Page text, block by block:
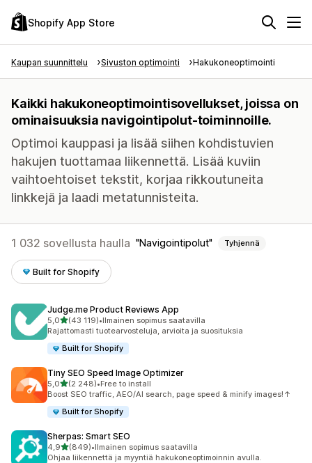
Shopify App Store
Kaupan suunnittelu Sivuston optimointi Hakukoneoptimointi
Kaikki hakukoneoptimointisovellukset, joissa on
ominaisuuksia navigointipolut-toiminnoille.
Optimoi kauppasi ja lisää siihen kohdistuvien
hakujen tuottamaa liikennettä. Lisää kuviin
vaihtoehtoiset tekstit, korjaa rikkoutuneita
linkkejä ja laadi metatunnisteita.
1 032 sovellusta haulla Navigointipolut Tyhjennä
Built for Shopify
Judge.me Product Reviews App
5,0/ 5 tähteä
(43 119)
43119 arvostelua yhteensä
•Ilmainen sopimus saatavilla
Rajattomasti tuotearvosteluja, arvioita ja suosituksia
Built for Shopify
Tiny SEO Speed Image Optimizer
5,0/ 5 tähteä
(2 248)
2248 arvostelua yhteensä
•Free to install
Boost SEO traffic, AEO/AI search, page speed & minify images!↑
Built for Shopify
Sherpas: Smart SEO
4,9/ 5 tähteä
(849)
849 arvostelua yhteensä
•Ilmainen sopimus saatavilla
Ohjaa liikennettä ja myyntiä hakukoneoptimoinnin avulla.